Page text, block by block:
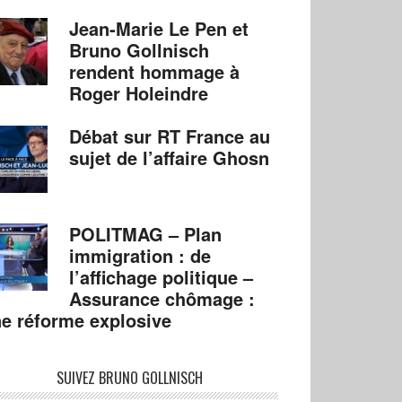
Jean-Marie Le Pen et
Bruno Gollnisch
rendent hommage à
Roger Holeindre
Débat sur RT France au
sujet de l’affaire Ghosn
POLITMAG – Plan
immigration : de
l’affichage politique –
Assurance chômage :
réforme explosive
SUIVEZ BRUNO GOLLNISCH